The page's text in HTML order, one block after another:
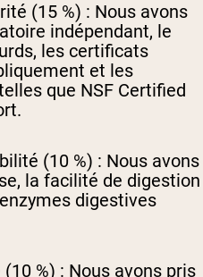
(15 %) : Nous avons
indépendant, le
les certificats
et les
que NSF Certified
(10 %) : Nous avons
la facilité de digestion
digestives
%) : Nous avons pris